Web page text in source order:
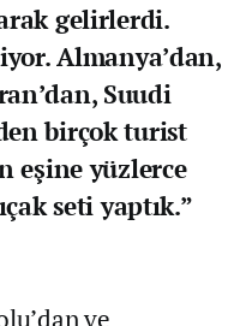
gelirlerdi.
Almanya’dan,
Suudi
birçok turist
eşine yüzlerce
seti yaptık.”
ve